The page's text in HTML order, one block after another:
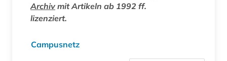
Archiv mit Artikeln ab 1992 ff.
lizenziert.
Campusnetz